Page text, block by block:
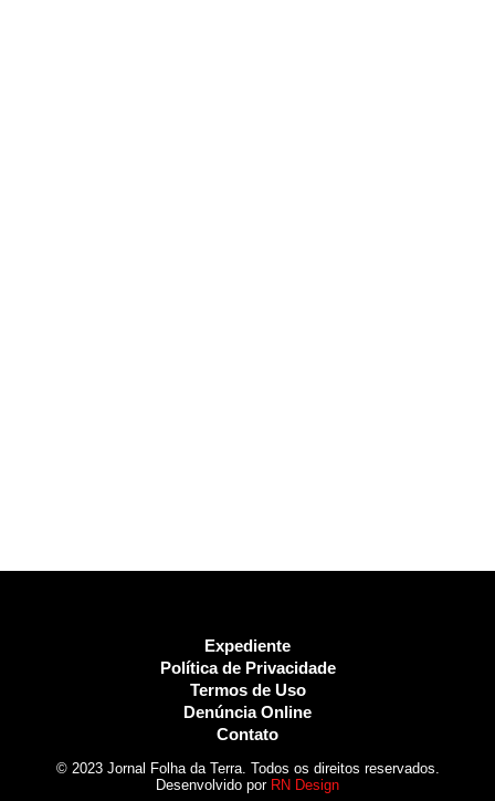
Expediente
Política de Privacidade
Termos de Uso
Denúncia Online
Contato
© 2023 Jornal Folha da Terra. Todos os direitos reservados.
Desenvolvido por RN Design